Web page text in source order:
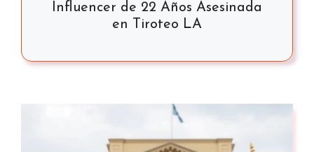
Influencer de 22 Años Asesinada
en Tiroteo LA